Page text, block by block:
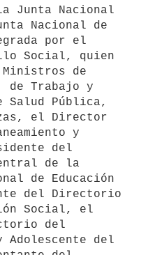
Nacional de
por el
Social, quien
de
de Trabajo y
Salud Pública,
el Director
y
del
de la
de Educación
del Directorio
Social, el
del
del